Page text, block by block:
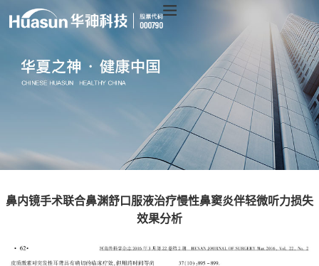
鼻内镜手术联合鼻渊舒口服液治疗慢性鼻窦炎伴轻微听力损失
效果分析